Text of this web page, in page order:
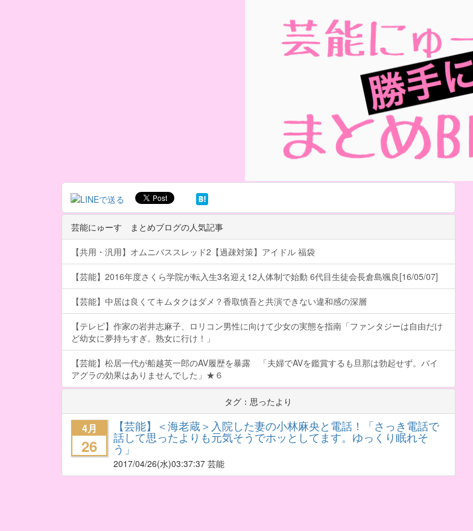
芸能にゅーす まとめブログの人気記事
【共用・汎用】オムニバススレッド2【過疎対策】アイドル 福袋
【芸能】2016年度さくら学院が転入生3名迎え12人体制で始動 6代目生徒会長倉島颯良[16/05/07]
【芸能】中居は良くてキムタクはダメ？香取慎吾と共演できない違和感の深層
【テレビ】作家の岩井志麻子、ロリコン男性に向けて少女の実態を指南「ファンタジーは自由だけ
ど幼女に夢持ちすぎ。熟女に行け！」
【芸能】松居一代が船越英一郎のAV履歴を暴露 「夫婦でAVを鑑賞するも旦那は勃起せず。バイ
アグラの効果はありませんでした」★６
タグ：思ったより
4月
26
【芸能】＜海老蔵＞入院した妻の小林麻央と電話！「さっき電話で
話して思ったよりも元気そうでホッとしてます。ゆっくり眠れそ
う」
2017/04/26(水)03:37:37 芸能